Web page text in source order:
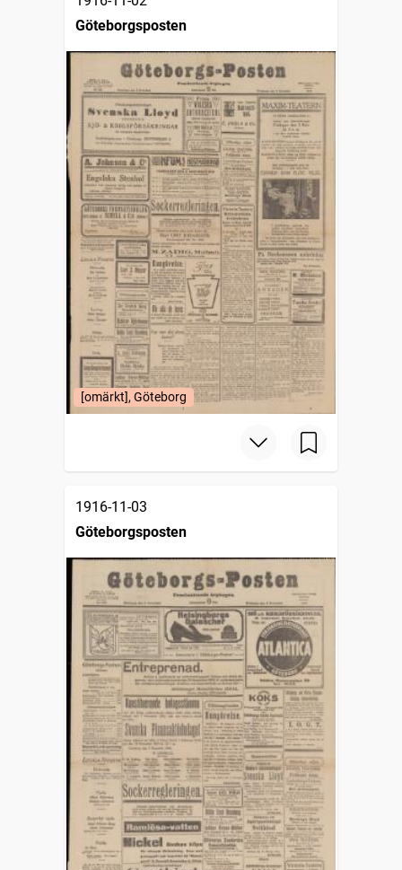
Göteborgsposten
[omärkt], Göteborg
1916-11-03
Göteborgsposten